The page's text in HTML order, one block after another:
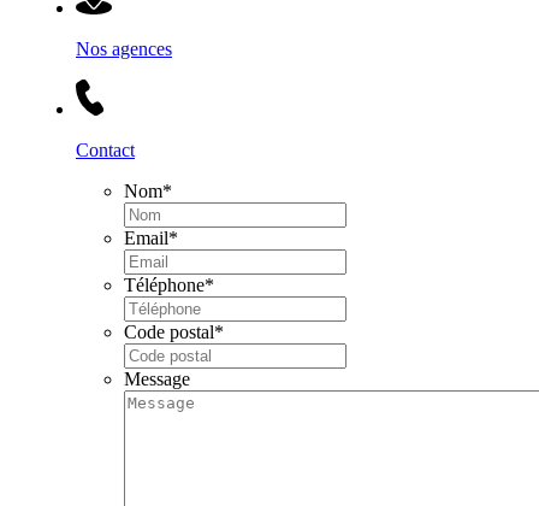
Nos agences
Contact
Nom*
Email*
Téléphone*
Code postal*
Message